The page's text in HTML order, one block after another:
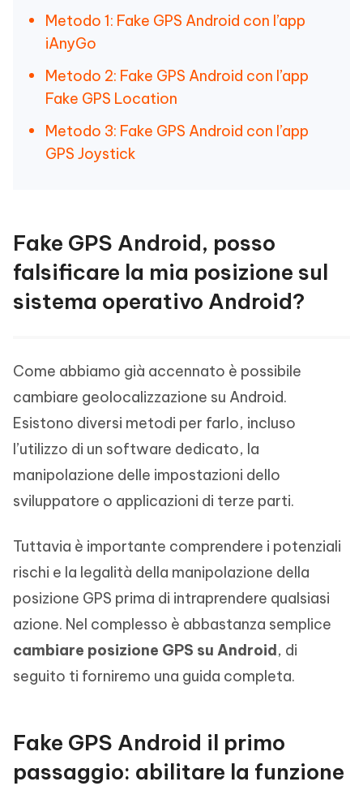
Metodo 1: Fake GPS Android con l’app
iAnyGo
Metodo 2: Fake GPS Android con l’app
Fake GPS Location
Metodo 3: Fake GPS Android con l’app
GPS Joystick
Fake GPS Android, posso
falsificare la mia posizione sul
sistema operativo Android?
Come abbiamo già accennato è possibile
cambiare geolocalizzazione su Android.
Esistono diversi metodi per farlo, incluso
l’utilizzo di un software dedicato, la
manipolazione delle impostazioni dello
sviluppatore o applicazioni di terze parti.
Tuttavia è importante comprendere i potenziali
rischi e la legalità della manipolazione della
posizione GPS prima di intraprendere qualsiasi
azione. Nel complesso è abbastanza semplice
cambiare posizione GPS su Android, di
seguito ti forniremo una guida completa.
Fake GPS Android il primo
passaggio: abilitare la funzione